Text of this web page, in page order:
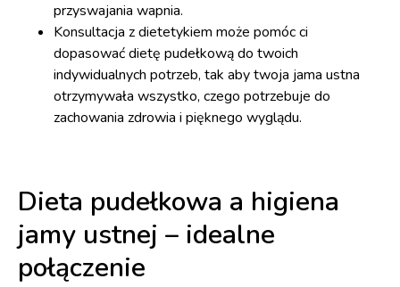
przyswajania wapnia.
Konsultacja z dietetykiem może pomóc ci
dopasować dietę pudełkową do twoich
indywidualnych potrzeb, tak aby twoja jama ustna
otrzymywała wszystko, czego potrzebuje do
zachowania zdrowia i pięknego wyglądu.
Dieta pudełkowa a higiena
jamy ustnej – idealne
połączenie